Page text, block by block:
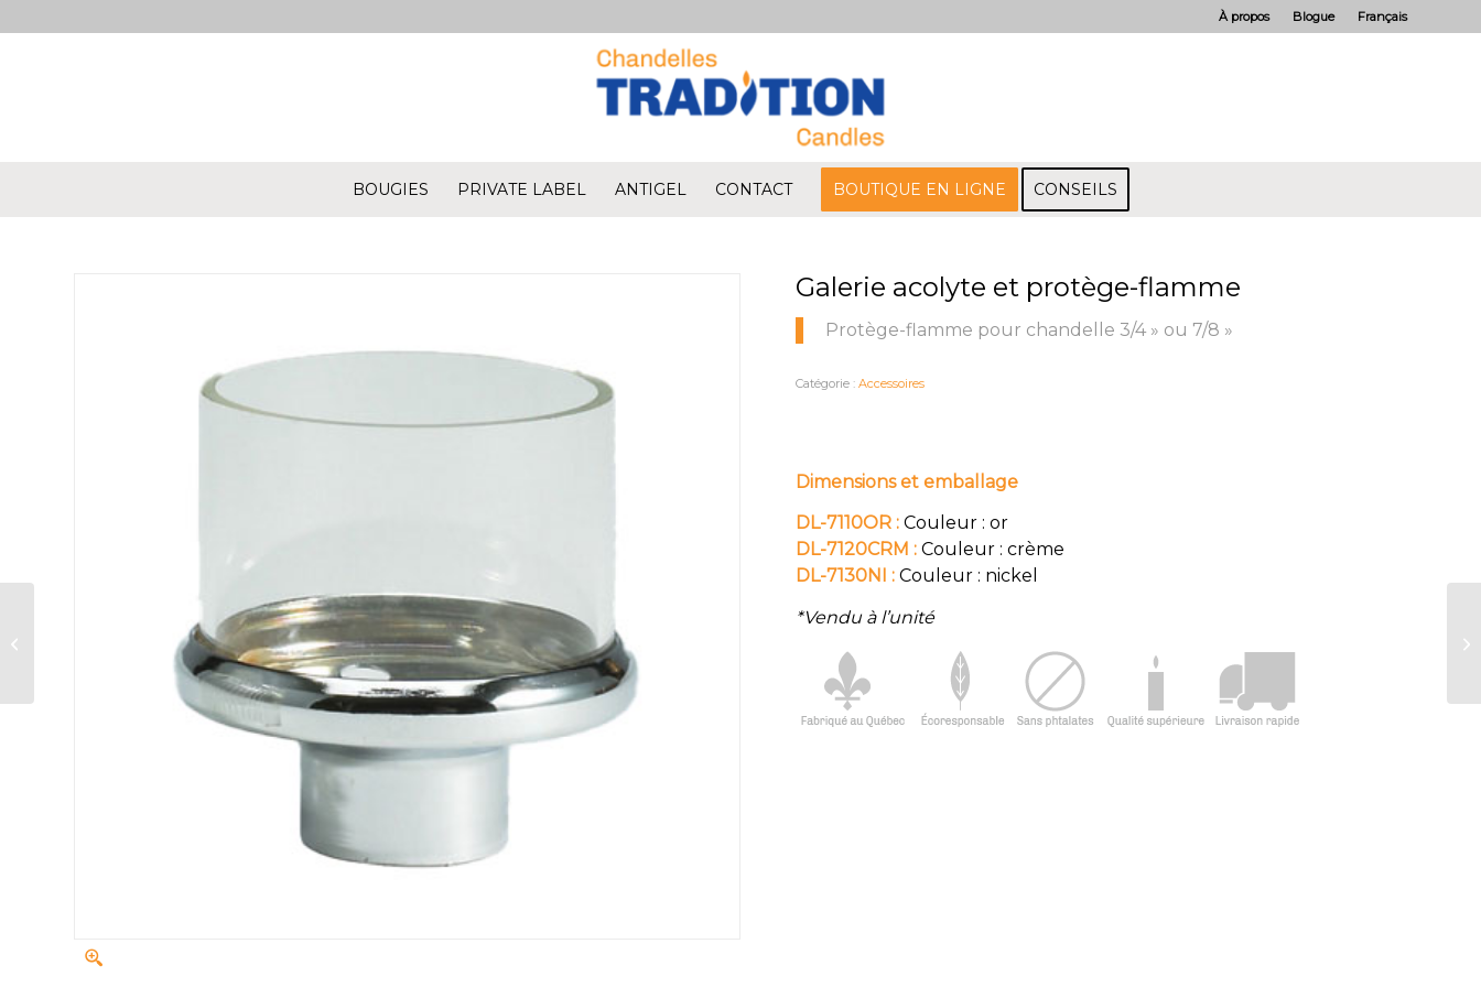
À propos Blogue Français
BOUGIES PRIVATE LABEL ANTIGEL CONTACT BOUTIQUE EN LIGNE CONSEILS
Galerie acolyte et protège-flamme
Protège-flamme pour chandelle 3/4 » ou 7/8 »
Catégorie : Accessoires
Dimensions et emballage
DL-7110OR : Couleur : or
DL-7120CRM : Couleur : crème
DL-7130NI : Couleur : nickel
*Vendu à l’unité